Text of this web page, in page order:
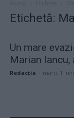
Etichetă:
Un mare
Marian
Redacţia marți, 1